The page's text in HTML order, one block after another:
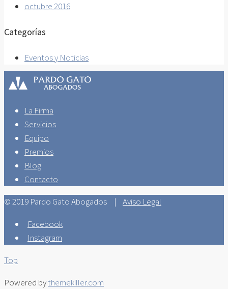
octubre 2016
Categorías
Eventos y Noticias
La Firma
Servicios
Equipo
Premios
Blog
Contacto
© 2019 Pardo Gato Abogados | Aviso Legal
Facebook
Instagram
Top
Powered bythemekiller.com